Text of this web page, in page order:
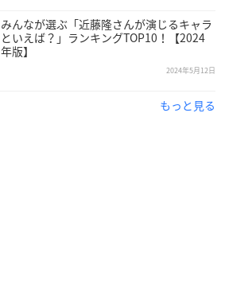
みんなが選ぶ「近藤隆さんが演じるキャラ
といえば？」ランキングTOP10！【2024
年版】
2024年5月12日
もっと見る